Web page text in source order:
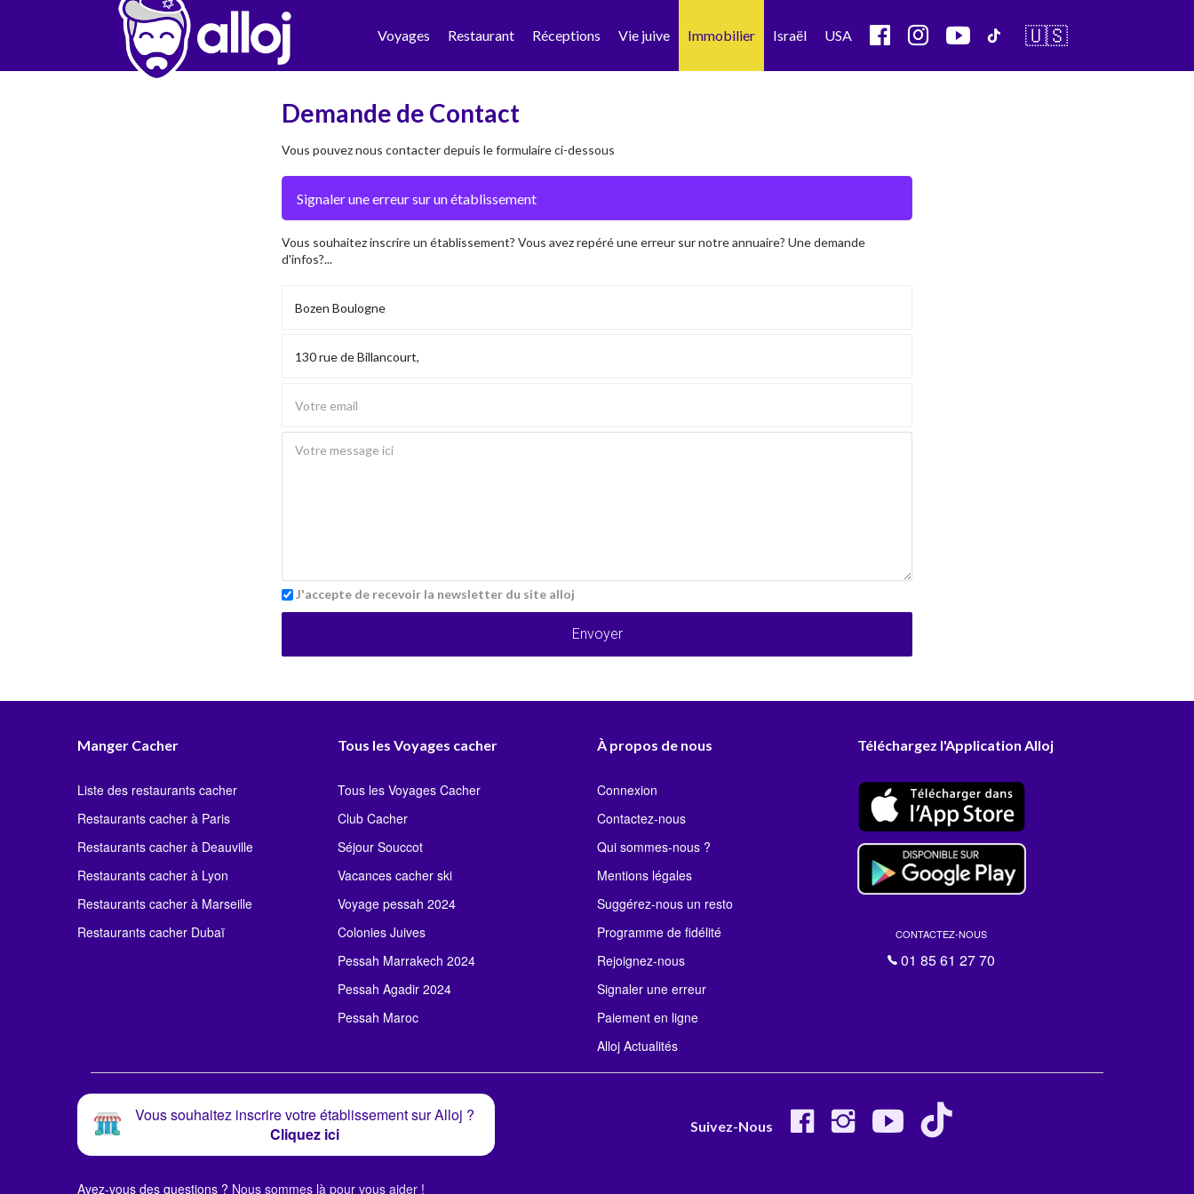
Voyages Restaurant Réceptions Vie juive Immobilier Israël USA 🇺🇸
Demande de Contact
Vous pouvez nous contacter depuis le formulaire ci-dessous
Vous souhaitez inscrire un établissement? Vous avez repéré une erreur sur notre annuaire? Une demande
d'infos?...
J'accepte de recevoir la newsletter du site alloj
Envoyer
Manger Cacher
Liste des restaurants cacher
Restaurants cacher à Paris
Restaurants cacher à Deauville
Restaurants cacher à Lyon
Restaurants cacher à Marseille
Restaurants cacher Dubaï
Tous les Voyages cacher
Tous les Voyages Cacher
Club Cacher
Séjour Souccot
Vacances cacher ski
Voyage pessah 2024
Colonies Juives
Pessah Marrakech 2024
Pessah Agadir 2024
Pessah Maroc
À propos de nous
Connexion
Contactez-nous
Qui sommes-nous ?
Mentions légales
Suggérez-nous un resto
Programme de fidélité
Rejoignez-nous
Signaler une erreur
Paiement en ligne
Alloj Actualités
Téléchargez l'Application Alloj
CONTACTEZ-NOUS
01 85 61 27 70
Vous souhaitez inscrire votre établissement sur Alloj ?
Cliquez ici
Suivez-Nous
Avez-vous des questions ? Nous sommes là pour vous aider !